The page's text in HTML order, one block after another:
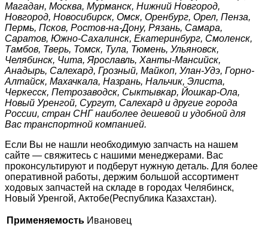
Магадан, Москва, Мурманск, Нижний Новгород,
Новгород, Новосибирск, Омск, Оренбург, Орел, Пенза,
Пермь, Псков, Ростов-на-Дону, Рязань, Самара,
Саратов, Южно-Сахалинск, Екатеринбург, Смоленск,
Тамбов, Тверь, Томск, Тула, Тюмень, Ульяновск,
Челябинск, Чита, Ярославль, Ханты-Мансийск,
Анадырь, Салехард, Грозный, Майкоп, Улан-Удэ, Горно-
Алтайск, Махачкала, Назрань, Нальчик, Элиста,
Черкесск, Петрозаводск, Сыктывкар, Йошкар-Ола,
Новый Уренгой, Сургут, Салехард и другие города
России, стран СНГ наиболее дешевой и удобной для
Вас транспортной компанией.
Если Вы не нашли необходимую запчасть на нашем
сайте — свяжитесь с нашими менеджерами. Вас
проконсультируют и подберут нужную деталь. Для более
оперативной работы, держим большой ассортимент
ходовых запчастей на складе в городах Челябинск,
Новый Уренгой, Актобе(Республика Казахстан).
Применяемость Ивановец